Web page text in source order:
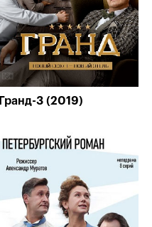
Гранд-3 (2019)